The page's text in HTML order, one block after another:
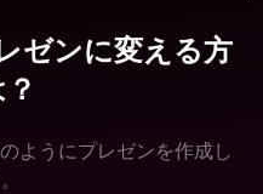
ゼンに変える方
ようにプレゼンを作成し